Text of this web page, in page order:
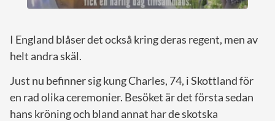
I England blåser det också kring deras regent, men av
helt andra skäl.
Just nu befinner sig kung Charles, 74, i Skottland för
en rad olika ceremonier. Besöket är det första sedan
hans kröning och bland annat har de skotska